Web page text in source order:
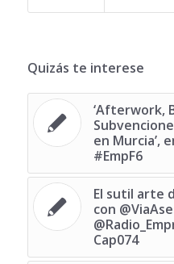
Quizás te interese
‘Afterwork,
en Murcia’,
#EmpF6
El sutil arte
con
Cap074